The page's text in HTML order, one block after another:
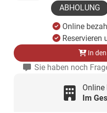
ABHOLUNG
Online
Reservieren
In
Sie haben noch
Online
Im